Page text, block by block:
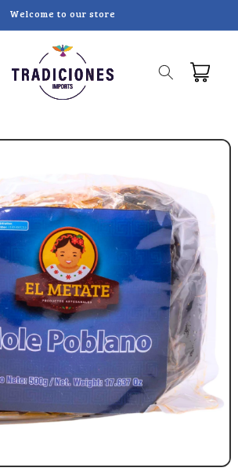
Welcome to our store
Cart